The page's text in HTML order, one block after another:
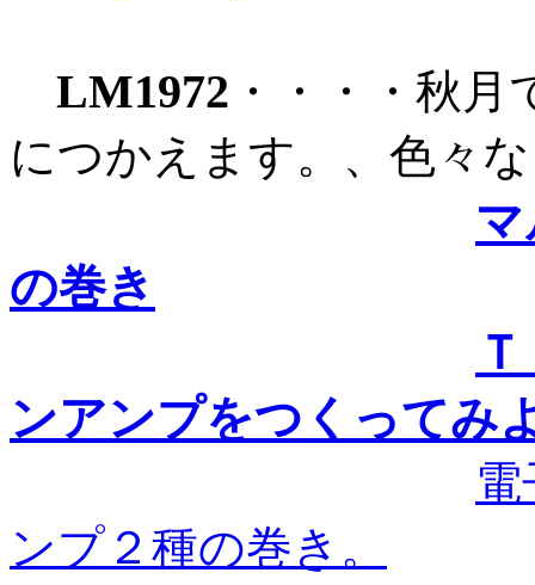
LM1972 ・・・・秋
につかえます。、色々
の巻き
ンアンプをつくってみ
ンプ２種の巻き。